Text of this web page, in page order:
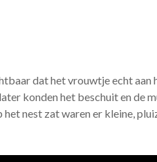
dat het vrouwtje echt aan
konden het beschuit en de
nest zat waren er kleine,